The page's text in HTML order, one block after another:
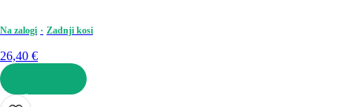
Na zalogi Zadnji kosi
26,40 €
V KOŠARICO